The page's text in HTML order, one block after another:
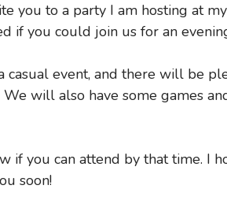
you to a party I am hosting at
if you could join us for an
event, and there will be
will also have some games
if you can attend by that time. I
soon!